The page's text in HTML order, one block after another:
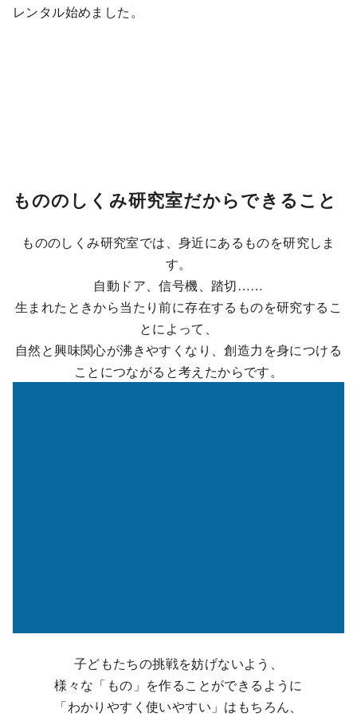
レンタル始めました。
もののしくみ研究室だからできること
もののしくみ研究室では、身近にあるものを研究しま
す。
自動ドア、信号機、踏切……
生まれたときから当たり前に存在するものを研究するこ
とによって、
自然と興味関心が沸きやすくなり、創造力を身につける
ことにつながると考えたからです。
子どもたちの挑戦を妨げないよう、
様々な「もの」を作ることができるように
「わかりやすく使いやすい」はもちろん、